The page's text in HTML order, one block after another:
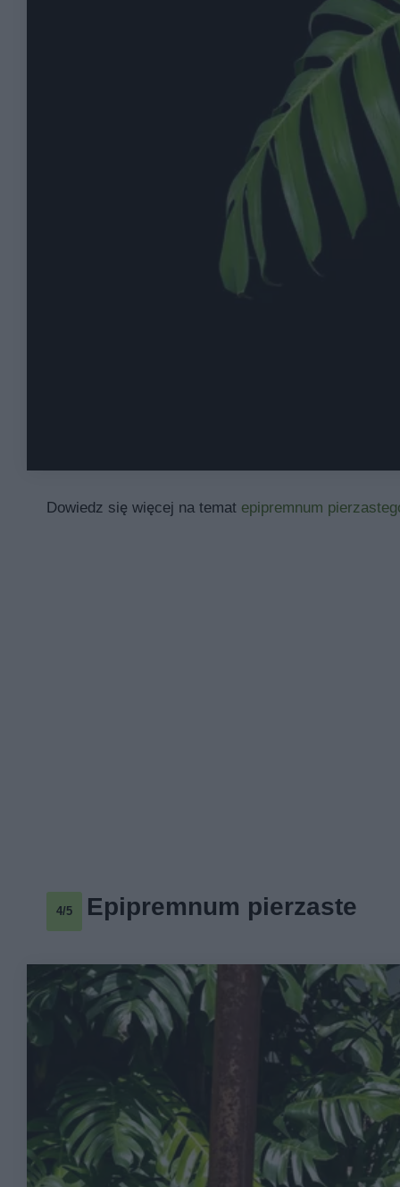
Dowiedz się więcej na temat epipremnum
4/5 Epipremnum pierzaste